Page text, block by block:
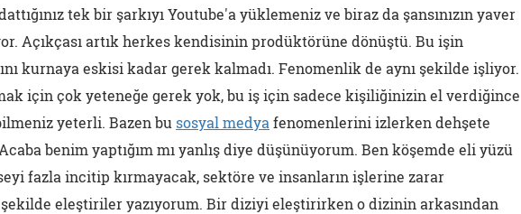
tek bir şarkıyı Youtube'a yüklemeniz ve biraz da şansınızın yaver
Açıkçası artık herkes kendisinin prodüktörüne dönüştü. Bu işin
kurnaya eskisi kadar gerek kalmadı. Fenomenlik de aynı şekilde işliyor.
için çok yeteneğe gerek yok, bu iş için sadece kişiliğinizin el verdiğince
yeterli. Bazen bu sosyal medya fenomenlerini izlerken dehşete
benim yaptığım mı yanlış diye düşünüyorum. Ben köşemde eli yüzü
fazla incitip kırmayacak, sektöre ve insanların işlerine zarar
eleştiriler yazıyorum. Bir diziyi eleştirirken o dizinin arkasından